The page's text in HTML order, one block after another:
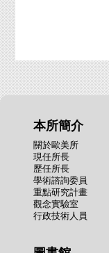
本所簡介
關於歐美所
現任所長
歷任所長
學術諮詢委員
重點研究計畫
觀念實驗室
行政技術人員